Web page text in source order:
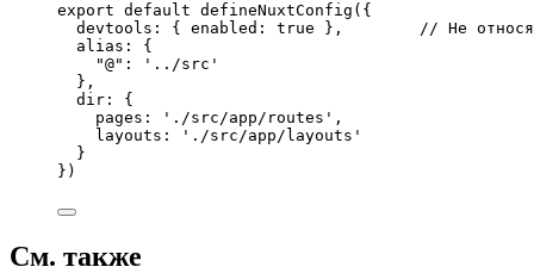
export default defineNuxtConfig ({
devtools: { enabled: true }, // Не
alias: {
"@" : ' ../src '
},
dir: {
pages:
' ./src/app/routes ' ,
layouts:
' ./src/app/layouts '
}
})
См. также